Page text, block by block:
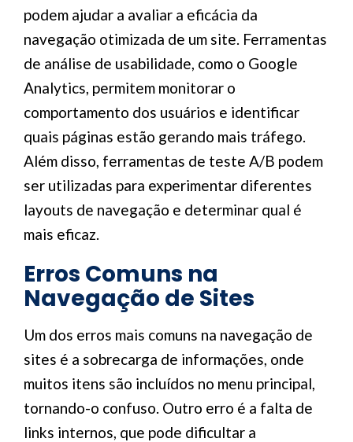
podem ajudar a avaliar a eficácia da
navegação otimizada de um site. Ferramentas
de análise de usabilidade, como o Google
Analytics, permitem monitorar o
comportamento dos usuários e identificar
quais páginas estão gerando mais tráfego.
Além disso, ferramentas de teste A/B podem
ser utilizadas para experimentar diferentes
layouts de navegação e determinar qual é
mais eficaz.
Erros Comuns na
Navegação de Sites
Um dos erros mais comuns na navegação de
sites é a sobrecarga de informações, onde
muitos itens são incluídos no menu principal,
tornando-o confuso. Outro erro é a falta de
links internos, que pode dificultar a